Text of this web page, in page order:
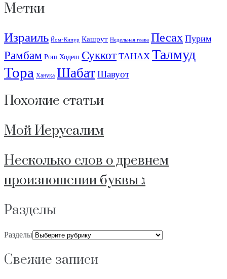
Метки
Израиль Йом-Кипур Кашрут Недельная глава ПесахПурим
Рамбам Рош Ходеш СуккотТАНАХТалмуд
Тора Ханука ШабатШавуот
Похожие статьи
Мой Иерусалим
Несколько слов о древнем
произношении буквы ג
Разделы
Разделы
Свежие записи